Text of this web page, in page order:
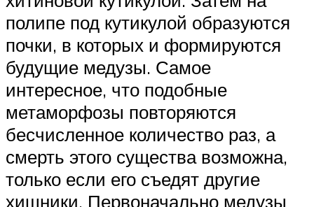
полипе под кутикулой образуются
почки, в которых и формируются
будущие медузы. Самое
интересное, что подобные
метаморфозы повторяются
бесчисленное количество раз, а
смерть этого существа возможна,
только если его съедят другие
хищники. Первоначально медузы